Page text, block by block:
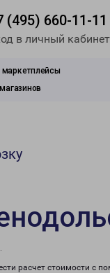
(495) 660-11-11
в личный кабинет
маркетплейсы
расчет стоимости с